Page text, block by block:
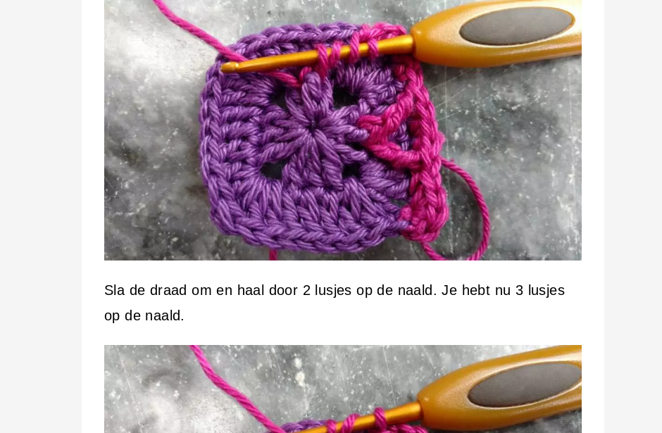
Sla de draad om en haal door 2 lusjes op de naald. Je hebt nu 3 lusjes
op de naald.